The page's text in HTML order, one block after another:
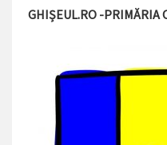
GHIȘEUL.RO -PRIMĂRIA